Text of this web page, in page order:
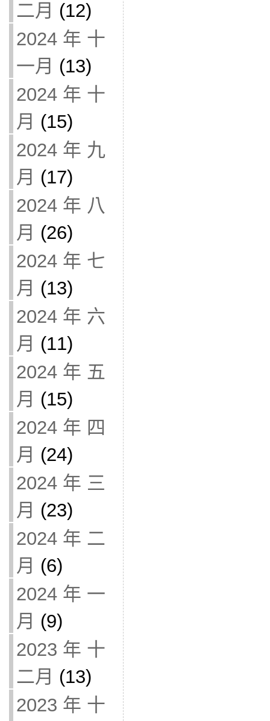
二月 (12)
2024 年 十
一月 (13)
2024 年 十
月 (15)
2024 年 九
月 (17)
2024 年 八
月 (26)
2024 年 七
月 (13)
2024 年 六
月 (11)
2024 年 五
月 (15)
2024 年 四
月 (24)
2024 年 三
月 (23)
2024 年 二
月 (6)
2024 年 一
月 (9)
2023 年 十
二月 (13)
2023 年 十